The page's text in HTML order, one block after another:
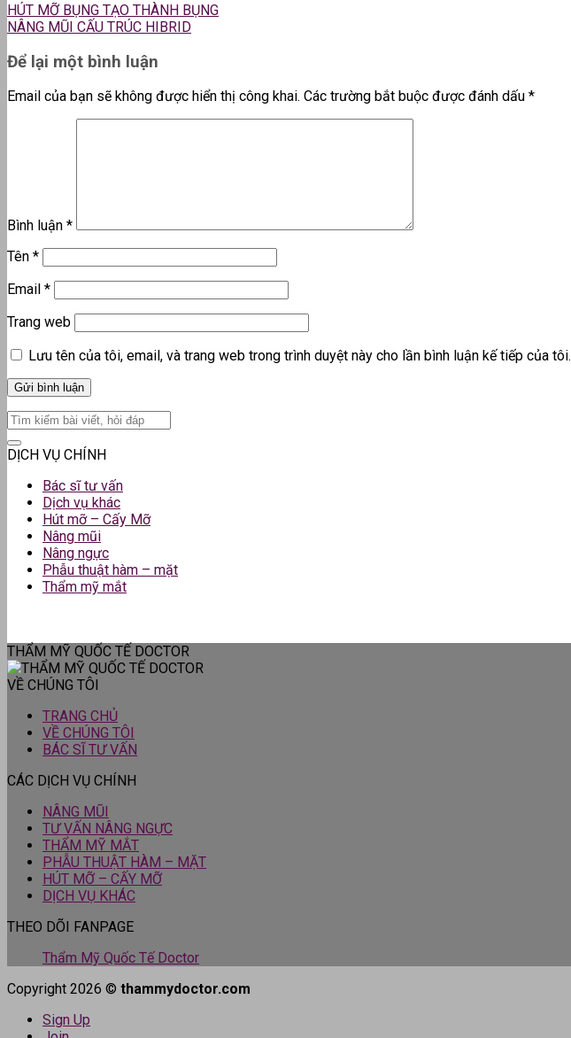
HÚT MỠ BỤNG TẠO THÀNH BỤNG
NÂNG MŨI CẤU TRÚC HIBRID
Để lại một bình luận
Email của bạn sẽ không được hiển thị công khai. Các trường bắt buộc được đánh dấu *
Bình luận *
Tên *
Email *
Trang web
Lưu tên của tôi, email, và trang web trong trình duyệt này cho lần bình luận kế tiếp của tôi.
DỊCH VỤ CHÍNH
Bác sĩ tư vấn
Dịch vụ khác
Hút mỡ – Cấy Mỡ
Nâng mũi
Nâng ngực
Phẫu thuật hàm – mặt
Thẩm mỹ mắt
THẨM MỸ QUỐC TẾ DOCTOR
VỀ CHÚNG TÔI
TRANG CHỦ
VỀ CHÚNG TÔI
BÁC SĨ TƯ VẤN
CÁC DỊCH VỤ CHÍNH
NÂNG MŨI
TƯ VẤN NÂNG NGỰC
THẨM MỸ MẮT
PHẪU THUẬT HÀM – MẶT
HÚT MỠ – CẤY MỠ
DỊCH VỤ KHÁC
THEO DÕI FANPAGE
Thẩm Mỹ Quốc Tế Doctor
Copyright 2026 © thammydoctor.com
Sign Up